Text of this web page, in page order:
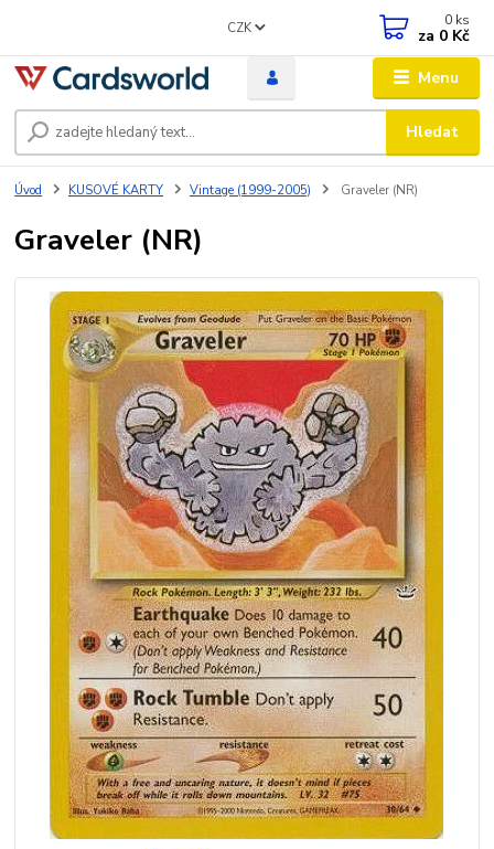
Menu
CZK
Hledat
0 ks
za 0 Kč
Úvod KUSOVÉ KARTY Vintage (1999-2005) Graveler (NR)
Graveler (NR)